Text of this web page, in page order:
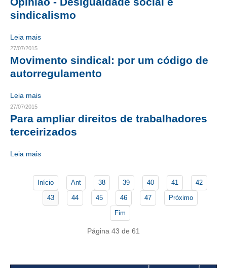
CONTATO
CURSOS
ENGENHEIRO EMPREENDEDOR
PLATAFORMAS GRATUITAS
BENEFÍCIOS
PLANO DE SAÚDE
SEESPPREV
sindicalismo
Leia mais
27/07/2015
Movimento sindical: por um código de
autorregulamento
Leia mais
27/07/2015
Para ampliar direitos de trabalhadores
terceirizados
Leia mais
Início Ant 38 39 40 41
42
43
44 45 46 47
Próximo
Fim
Página 43 de 61